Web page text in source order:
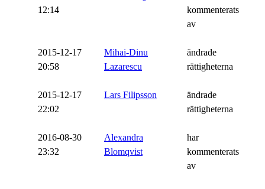
12:14
kommenterats
av
2015-12-17
20:58
Mihai-Dinu
Lazarescu
ändrade
rättigheterna
2015-12-17
22:02
Lars Filipsson
ändrade
rättigheterna
2016-08-30
23:32
Alexandra
Blomqvist
har
kommenterats
av